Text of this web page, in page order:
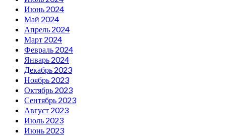
Июнь 2024
Май 2024
Апрель 2024
Март 2024
Февраль 2024
Январь 2024
Декабрь 2023
Ноябрь 2023
Октябрь 2023
Сентябрь 2023
Август 2023
Июль 2023
Июнь 2023